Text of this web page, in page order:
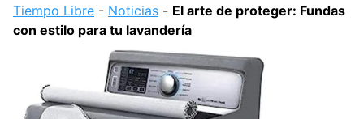
Tiempo Libre - Noticias - El arte de proteger: Fundas
con estilo para tu lavandería